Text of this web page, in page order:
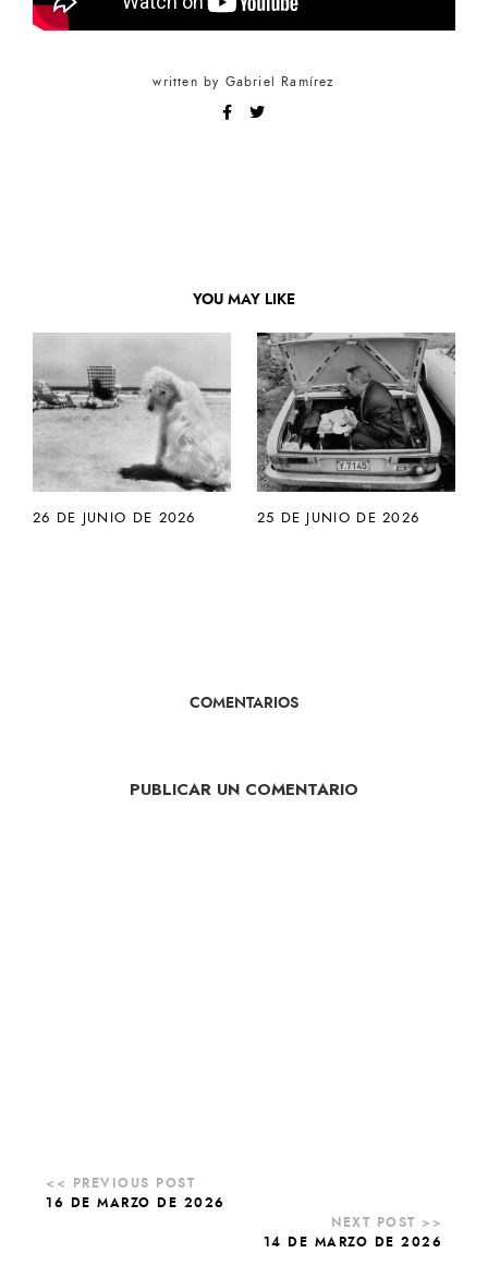
written by Gabriel Ramírez
YOU MAY LIKE
26 DE JUNIO DE 2026 25 DE JUNIO DE 2026
COMENTARIOS
PUBLICAR UN COMENTARIO
16 DE MARZO DE 2026
14 DE MARZO DE 2026